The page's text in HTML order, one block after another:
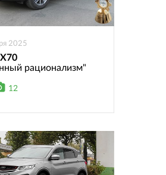
2025
X70
рационализм"
12
ДРАЙВ